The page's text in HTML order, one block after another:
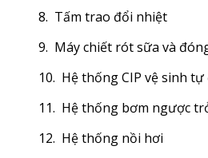
8. Tấm trao đổi nhiệt
9. Máy chiết rót sữa và
10. Hệ thống CIP vệ sinh
11. Hệ thống bơm ngược
12. Hệ thống nồi hơi